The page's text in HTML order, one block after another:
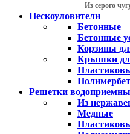
Из серого
Пескоуловители
Бетонные
Бетонные
Корзины
Крышки
Решетки
Из
Медные